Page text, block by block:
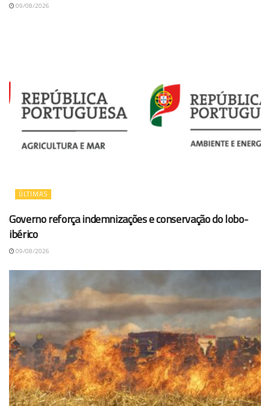
09/08/2026
ÚLTIMAS
Governo reforça indemnizações e conservação do lobo-
ibérico
09/08/2026